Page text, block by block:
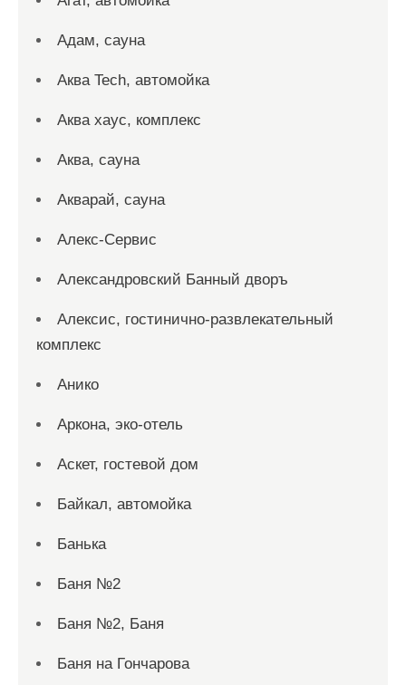
Адам, сауна
Аква Tech, автомойка
Аква хаус, комплекс
Аква, сауна
Акварай, сауна
Алекс-Сервис
Александровский Банный дворъ
Алексис, гостинично-развлекательный
комплекс
Анико
Аркона, эко-отель
Аскет, гостевой дом
Байкал, автомойка
Банька
Баня №2
Баня №2, Баня
Баня на Гончарова